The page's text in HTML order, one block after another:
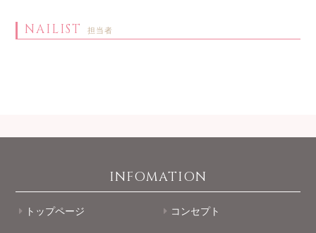
NAILIST 担当者
INFOMATION
トップページ コンセプト